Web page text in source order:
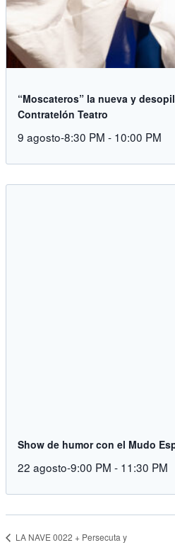
“Moscateros” la nueva y
Contratelón Teatro
9 agosto-8:30 PM - 10:00 PM
Show de humor con el Mudo
22 agosto-9:00 PM - 11:30 PM
LA NAVE 0022 + Persecuta y